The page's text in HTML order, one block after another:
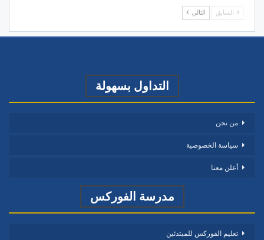
السابق التالي
التداول بسهولة
من نحن
سياسة الخصوصية
أعلن معنا
مدرسة الفوركس
تعليم الفوركس للمبتدئين